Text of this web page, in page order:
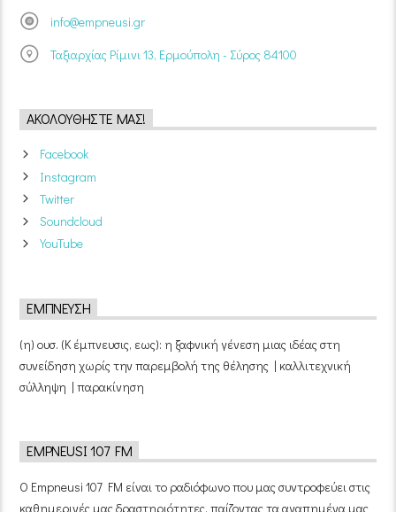
info@empneusi.gr
Ταξιαρχίας Ρίμινι 13, Ερμούπολη - Σύρος 84100
ΑΚΟΛΟΥΘΉΣΤΕ ΜΑΣ!
Facebook
Instagram
Twitter
Soundcloud
YouTube
ΈΜΠΝΕΥΣΗ
(η) ουσ. (Κ έμπνευσις, εως): η ξαφνική γένεση μιας ιδέας στη
συνείδηση χωρίς την παρεμβολή της θέλησης | καλλιτεχνική
σύλληψη | παρακίνηση
EMPNEUSI 107 FM
Ο Empneusi 107 FM είναι το ραδιόφωνο που μας συντροφεύει στις
καθημερινές μας δραστηριότητες, παίζοντας τα αγαπημένα μας